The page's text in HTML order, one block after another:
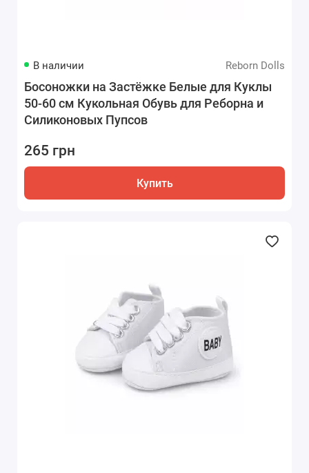
В наличии Reborn Dolls
Босоножки на Застёжке Белые для Куклы
50-60 см Кукольная Обувь для Реборна и
Силиконовых Пупсов
265 грн
Купить